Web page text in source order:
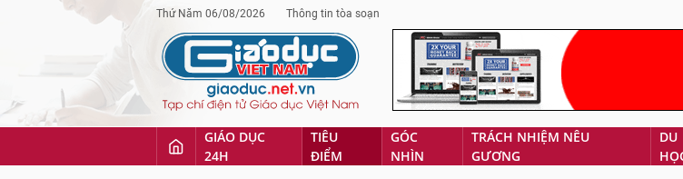
Thứ Năm 06/08/2026 Thông tin tòa soạn
GIÁO DỤC
24H
TIÊU
ĐIỂM
GÓC
NHÌN
TRÁCH NHIỆM NÊU
GƯƠNG
DU